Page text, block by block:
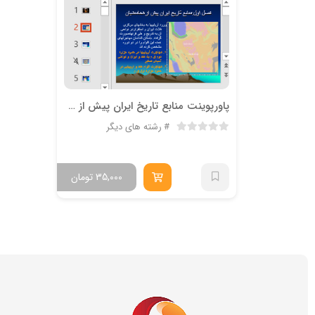
پاورپوینت منابع تاريخ ايران پيش از هخامنشيان
رشته های دیگر
تومان35,000